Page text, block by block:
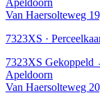
Van Haersolteweg
7323XS ·
7323XS Gekoppeld
Apeldoorn
Van Haersolteweg